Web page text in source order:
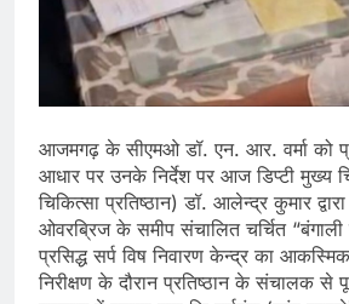
आजमगढ़ के सीएमओ डॉ. एन. आर. वर्मा को
आधार पर उनके निर्देश पर आज डिप्टी मुख्य
चिकित्सा प्रतिष्ठान) डॉ. आलेन्द्र कुमार
ओवरब्रिज के समीप संचालित चर्चित
प्रसिद्ध सर्प विष निवारण केन्द्र का आकस्मिक
निरीक्षण के दौरान प्रतिष्ठान के संचालक से